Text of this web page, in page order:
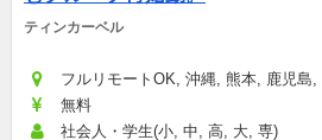
ティンカーベル
フルリモートOK, 沖縄, 熊本, 鹿児島,
無料
社会人・学生(小, 中, 高, 大, 専)